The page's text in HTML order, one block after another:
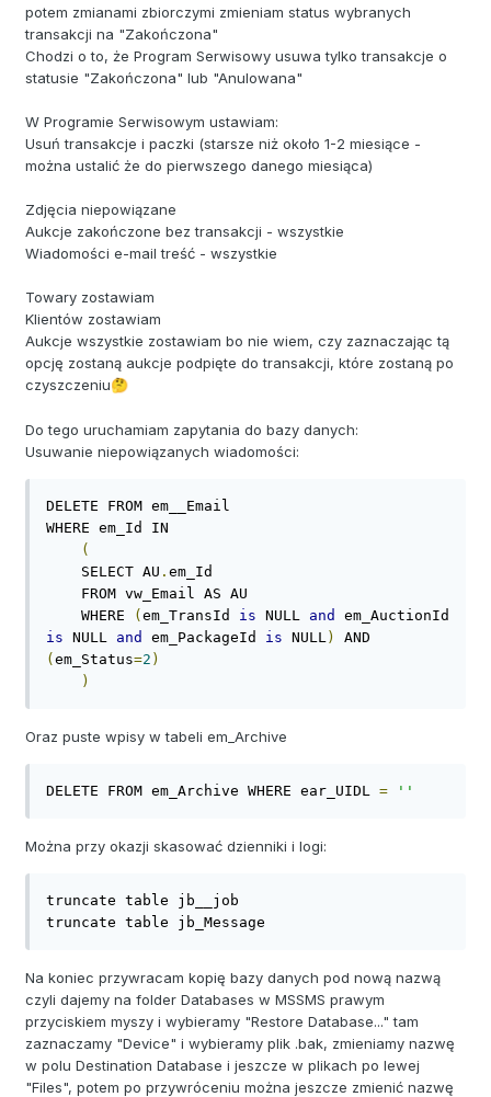
potem zmianami zbiorczymi zmieniam status wybranych
transakcji na "Zakończona"
Chodzi o to, że Program Serwisowy usuwa tylko transakcje o
statusie "Zakończona" lub "Anulowana"
W Programie Serwisowym ustawiam:
Usuń transakcje i paczki (starsze niż około 1-2 miesiące -
można ustalić że do pierwszego danego miesiąca)
Zdjęcia niepowiązane
Aukcje zakończone bez transakcji - wszystkie
Wiadomości e-mail treść - wszystkie
Towary zostawiam
Klientów zostawiam
Aukcje wszystkie zostawiam bo nie wiem, czy zaznaczając tą
opcję zostaną aukcje podpięte do transakcji, które zostaną po
czyszczeniu🤔
Do tego uruchamiam zapytania do bazy danych:
Usuwanie niepowiązanych wiadomości:
DELETE FROM em__Email
WHERE em_Id IN
(
SELECT AU . em_Id
FROM vw_Email AS AU
WHERE
( em_TransId is NULL and
is NULL and em_PackageId is NULL )
( em_Status=2 )
)
Oraz puste wpisy w tabeli em_Archive
DELETE FROM em_Archive WHERE ear_UIDL = ''
Można przy okazji skasować dzienniki i logi:
truncate table jb__job
truncate table jb_Message
Na koniec przywracam kopię bazy danych pod nową nazwą
czyli dajemy na folder Databases w MSSMS prawym
przyciskiem myszy i wybieramy "Restore Database..." tam
zaznaczamy "Device" i wybieramy plik .bak, zmieniamy nazwę
w polu Destination Database i jeszcze w plikach po lewej
"Files", potem po przywróceniu można jeszcze zmienić nazwę